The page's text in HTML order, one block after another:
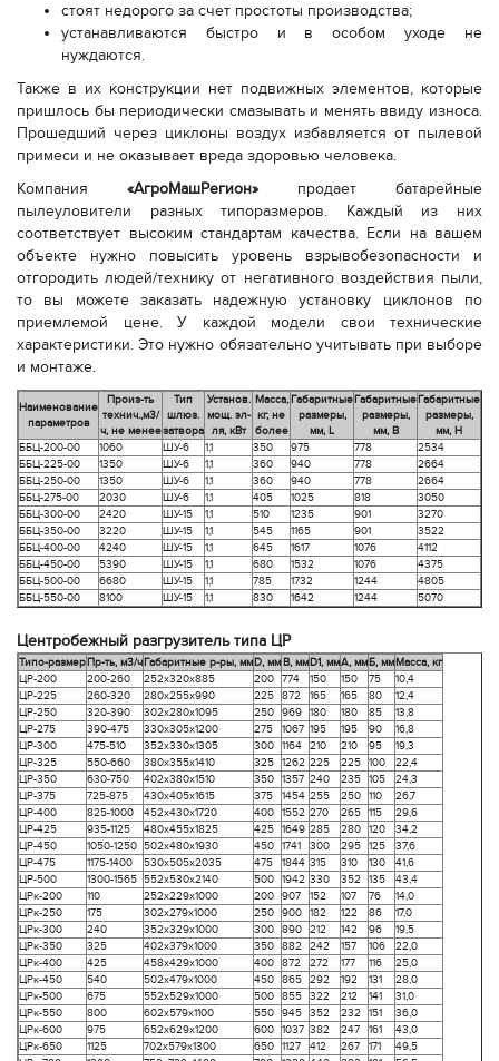
стоят недорого за счет простоты производства;
устанавливаются быстро и в особом уходе не
нуждаются.
Также в их конструкции нет подвижных элементов, которые
пришлось бы периодически смазывать и менять ввиду износа.
Прошедший через циклоны воздух избавляется от пылевой
примеси и не оказывает вреда здоровью человека.
Компания «АгроМашРегион»продает батарейные
пылеуловители разных типоразмеров. Каждый из них
соответствует высоким стандартам качества. Если на вашем
объекте нужно повысить уровень взрывобезопасности и
отгородить людей/технику от негативного воздействия пыли,
то вы можете заказать надежную установку циклонов по
приемлемой цене. У каждой модели свои технические
характеристики. Это нужно обязательно учитывать при выборе
и монтаже.
Наименование
параметров
Произ-ть
технич.,м3/
ч, не менее
Тип
шлюз.
затвора
Установ.
мощ. эл-
ля, кВт
Масса,
кг, не
более
Габаритные
размеры,
мм, L
Габаритные
размеры,
мм, B
Габаритные
размеры,
мм, H
ББЦ-200-00
1060 ШУ-6 1,1 350 975 778
2534
ББЦ-225-00
1350 ШУ-6 1,1 360 940 778
2664
ББЦ-250-00
1350 ШУ-6 1,1 360 940 778
2664
ББЦ-275-00
2030 ШУ-6 1,1 405 1025 818
3050
ББЦ-300-00
2420 ШУ-15 1,1 510 1235 901
3270
ББЦ-350-00
3220 ШУ-15 1,1 545 1165 901
3522
ББЦ-400-00
4240 ШУ-15 1,1 645 1617 1076
4112
ББЦ-450-00
5390 ШУ-15 1,1 680 1532 1076
4375
ББЦ-500-00
6680 ШУ-15 1,1 785 1732 1244
4805
ББЦ-550-00
8100 ШУ-15 1,1 830 1642 1244 5070
Центробежный разгрузитель типа ЦР
Типо-размерПр-ть, м3/чГабаритные р-ры, ммD, мм B, мм D1, ммA, ммБ, ммМасса, кг
ЦР-200
200-260 252х320х885 200 774 150 150 75
10,4
ЦР-225
260-320 280х255х990 225 872 165 165 80
12,4
ЦР-250
320-390 302х280х1095 250 969 180 180 85
13,8
ЦР-275
390-475 330х305х1200 275 1067 195 195 90
16,8
ЦР-300
475-510 352х330х1305 300 1164 210 210 95
19,3
ЦР-325
550-660 380х355х1410 325 1262 225 225 100
22,4
ЦР-350
630-750 402х380х1510 350 1357 240 235 105
24,3
ЦР-375
725-875 430х405х1615 375 1454 255 250 110
26,7
ЦР-400
825-1000 452х430х1720 400 1552 270 265 115
29,6
ЦР-425
935-1125 480х455х1825 425 1649 285 280 120
34,2
ЦР-450
1050-1250 502х480х1930 450 1741 300 295 125
37,6
ЦР-475
1175-1400 530х505х2035 475 1844 315 310 130
41,6
ЦР-500
1300-1565 552х530х2140 500 1942 330 352 135
43,4
ЦРк-200
110 252х229х1000 200 907 152 107 76
14,0
ЦРк-250
175 302х279х1000 250 900 182 122 86
17,0
ЦРк-300
240 352х329х1000 300 890 212 142 96
19,5
ЦРк-350
325 402х379х1000 350 882 242 157 106
22,0
ЦРк-400
425 458х429х1000 400 872 272 177 116
25,0
ЦРк-450
540 502х479х1000 450 865 292 192 131
28,0
ЦРк-500
675 552х529х1000 500 855 322 212 141
31,0
ЦРк-550
800 602х579х1100 550 945 352 232 151
36,0
ЦРк-600
975 652х629х1200 600 1037 382 247 161
43,0
ЦРк-650
1125 702х579х1300 650 1127 412 267 171
49,5